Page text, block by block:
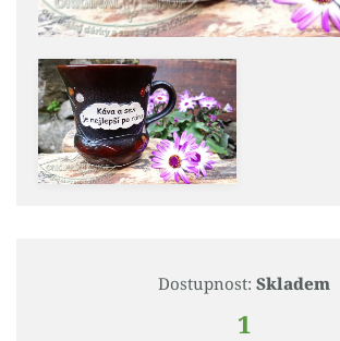
Dostupnost: Skladem
1